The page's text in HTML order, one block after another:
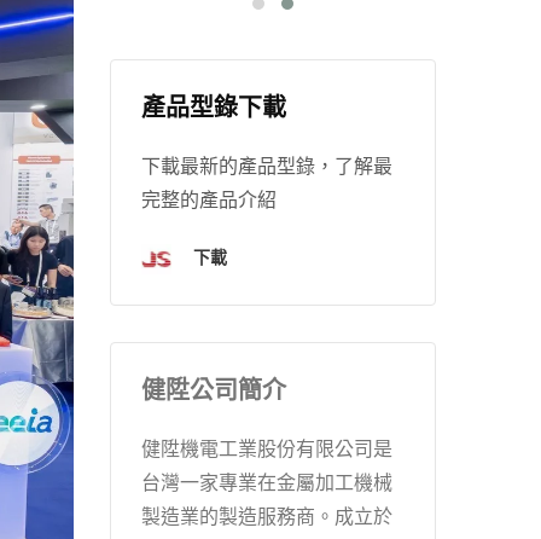
產品型錄下載
下載最新的產品型錄，了解最
完整的產品介紹
下載
健陞公司簡介
健陞機電工業股份有限公司是
台灣一家專業在金屬加工機械
製造業的製造服務商。成立於